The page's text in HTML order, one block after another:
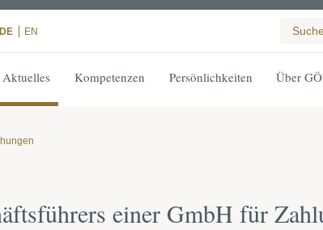
DE EN
Aktuelles Kompetenzen Persönlichkeiten Über
einer GmbH für